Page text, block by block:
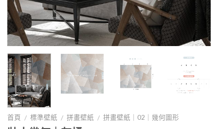
首頁 / 標準壁紙 / 拼畫壁紙 / 拼畫壁紙｜02｜幾何圖形